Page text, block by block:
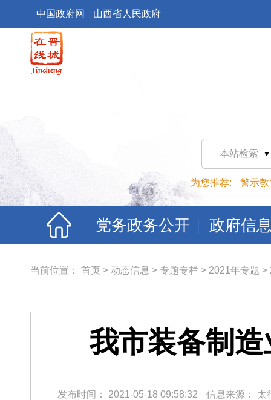
中国政府网 山西省人民政府
本站检索
为您推荐: 警示教
党务政务公开 政府信
当前位置： 首页 > 动态信息 > 专题专栏 > 2021年专题 >
我市装备制
发布时间： 2021-05-18 09:58:32 信息来源： 太